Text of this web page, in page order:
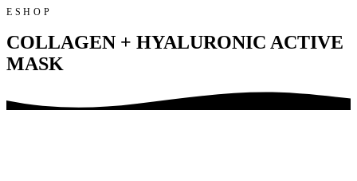
ESHOP
COLLAGEN + HYALURONIC ACTIVE
MASK